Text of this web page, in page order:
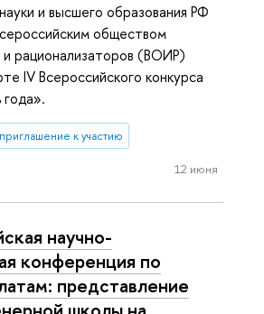
и высшего образования РФ
обществом
рационализаторов (ВОИР)
IV Всероссийского конкурса
приглашение к участию
12 июня
научно-
конференция по
представление